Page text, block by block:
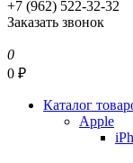
+7 (962) 522-32-32
Заказать звонок
0
0 ₽
Каталог
Apple